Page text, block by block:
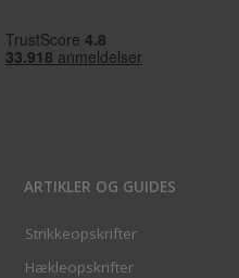
ARTIKLER OG GUIDES
Strikkeopskrifter
Hækleopskrifter